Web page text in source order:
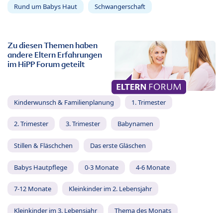
Rund um Babys Haut Schwangerschaft
Zu diesen Themen haben
andere Eltern Erfahrungen
im HiPP Forum geteilt
Kinderwunsch & Familienplanung 1. Trimester
2. Trimester 3. Trimester Babynamen
Stillen & Fläschchen Das erste Gläschen
Babys Hautpflege 0-3 Monate 4-6 Monate
7-12 Monate Kleinkinder im 2. Lebensjahr
Kleinkinder im 3. Lebensjahr Thema des Monats